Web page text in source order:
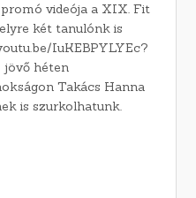
videója a XIX. Fit
két tanulónk is
IuKEBPYLYEc?
jövő héten
Takács Hanna
is szurkolhatunk.